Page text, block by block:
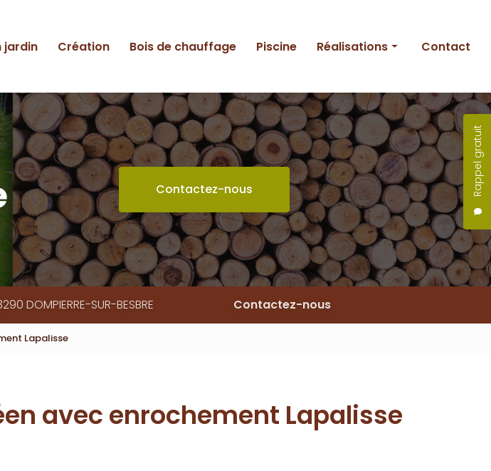
Rappel gratuit
jardin Création Bois de chauffage Piscine Réalisations
Entretien
Création
Piscine
Contact
Contactez-nous
DOMPIERRE-SUR-BESBRE Contactez-nous
Lapalisse
avec enrochement Lapalisse